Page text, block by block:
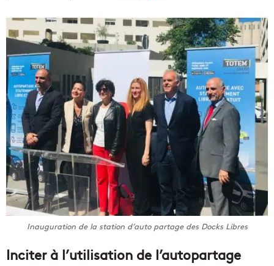
Inauguration de la station d’auto partage des Docks Libres
Inciter à l’utilisation de l’autopartage